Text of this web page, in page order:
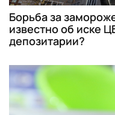
Борьба за
известно об иске
депозитарии?